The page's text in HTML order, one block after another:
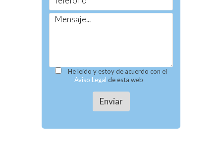
He leido y estoy de acuerdo con el
Aviso Legal de esta web